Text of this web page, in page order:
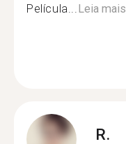
Película...Leia mais
R.